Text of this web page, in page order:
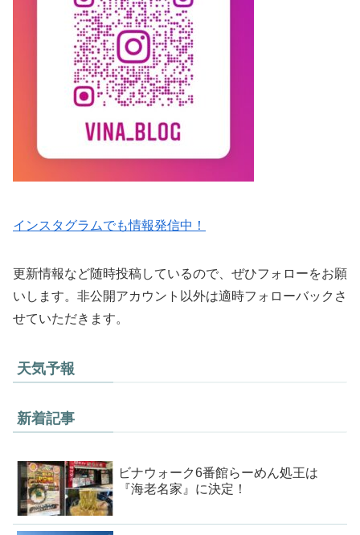
インスタグラムでも情報発信中！
更新情報など随時投稿しているので、ぜひフォローをお願
いします。非公開アカウント以外は適時フォローバックさ
せていただきます。
天気予報
新着記事
ビナウォーク6番館らーめん処王は
『海老名家』に決定！